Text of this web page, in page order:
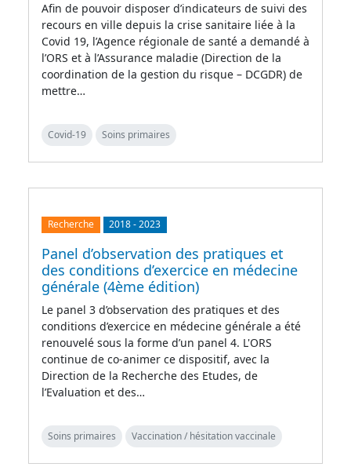
Afin de pouvoir disposer d’indicateurs de suivi des
recours en ville depuis la crise sanitaire liée à la
Covid 19, l’Agence régionale de santé a demandé à
l’ORS et à l’Assurance maladie (Direction de la
coordination de la gestion du risque – DCGDR) de
mettre…
Covid-19 Soins primaires
Recherche 2018-2023
Panel d’observation des pratiques et
des conditions d’exercice en médecine
générale (4ème édition)
Le panel 3 d’observation des pratiques et des
conditions d’exercice en médecine générale a été
renouvelé sous la forme d’un panel 4. L'ORS
continue de co-animer ce dispositif, avec la
Direction de la Recherche des Etudes, de
l’Evaluation et des…
Soins primaires Vaccination / hésitation vaccinale